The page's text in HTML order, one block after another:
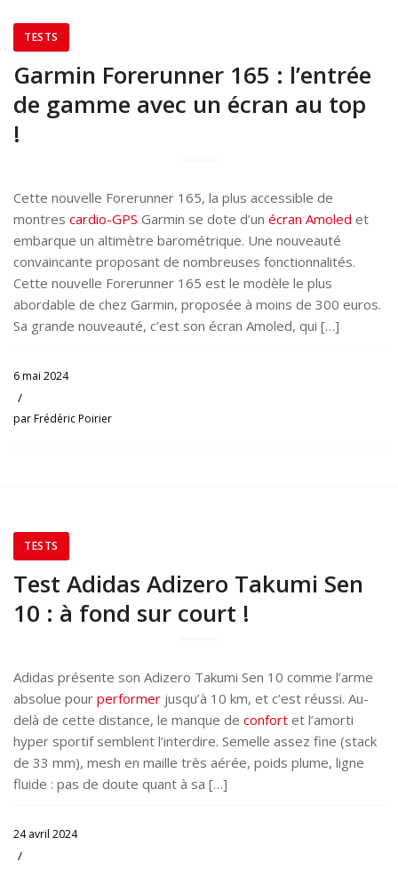
TESTS
Garmin Forerunner 165 : l’entrée
de gamme avec un écran au top
!
Cette nouvelle Forerunner 165, la plus accessible de
montres cardio-GPS Garmin se dote d’un écran Amoled et
embarque un altimètre barométrique. Une nouveauté
convaincante proposant de nombreuses fonctionnalités.
Cette nouvelle Forerunner 165 est le modèle le plus
abordable de chez Garmin, proposée à moins de 300 euros.
Sa grande nouveauté, c’est son écran Amoled, qui […]
6 mai 2024
/
parFrédéric Poirier
TESTS
Test Adidas Adizero Takumi Sen
10 : à fond sur court !
Adidas présente son Adizero Takumi Sen 10 comme l’arme
absolue pour performer jusqu’à 10 km, et c’est réussi. Au-
delà de cette distance, le manque de confort et l’amorti
hyper sportif semblent l’interdire. Semelle assez fine (stack
de 33 mm), mesh en maille très aérée, poids plume, ligne
fluide : pas de doute quant à sa […]
24 avril 2024
/